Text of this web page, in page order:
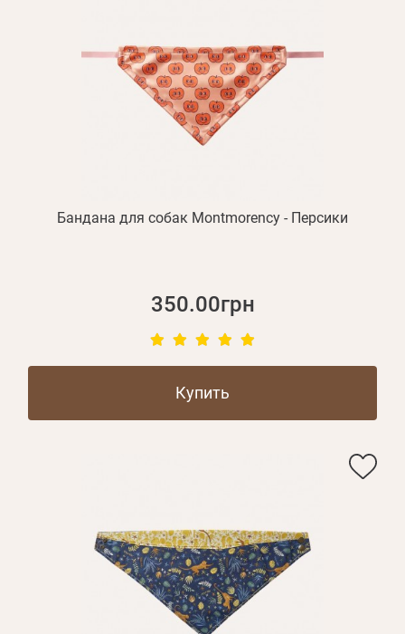
Бандана для собак Montmorency - Персики
350.00грн
Купить